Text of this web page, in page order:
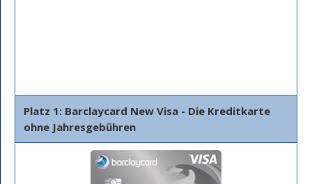
Platz 1: Barclaycard New Visa - Die Kreditkarte
ohne Jahresgebühren